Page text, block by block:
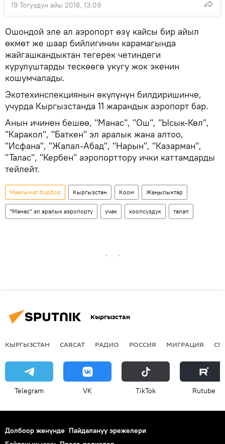
19 Тогуздун айы 2018, 13:09
Ошондой эле ал аэропорт өзү кайсы бир айыл
өкмөт же шаар бийлигинин карамагында
жайгашкандыктан тегерек четиндеги
курулуштарды тескөөгө укугу жок экенин
кошумчалады.
Экотехинспекциянын өкүлүнүн билдиришинче,
учурда Кыргызстанда 11 жарандык аэропорт бар.
Анын ичинен бешөө, "Манас", "Ош", "Ысык-Көл",
"Каракол", "Баткен" эл аралык жана алтоо,
"Исфана", "Жалал-Абад", "Нарын", "Казарман",
"Талас", "Кербен" аэропорттору ички каттамдарды
тейлейт.
Маалымат борбор Кыргызстан Коом Жаңылыктар
"Манас" эл аралык аэропорту учак коопсуздук талап
Кыргызстан
КЫРГЫЗСТАН САЯСАТ РАДИО РОССИЯ МИГРАЦИЯ
Telegram VK ТikТоk Rutube
Долбоор жөнүндө Пайдалануу эрежелери